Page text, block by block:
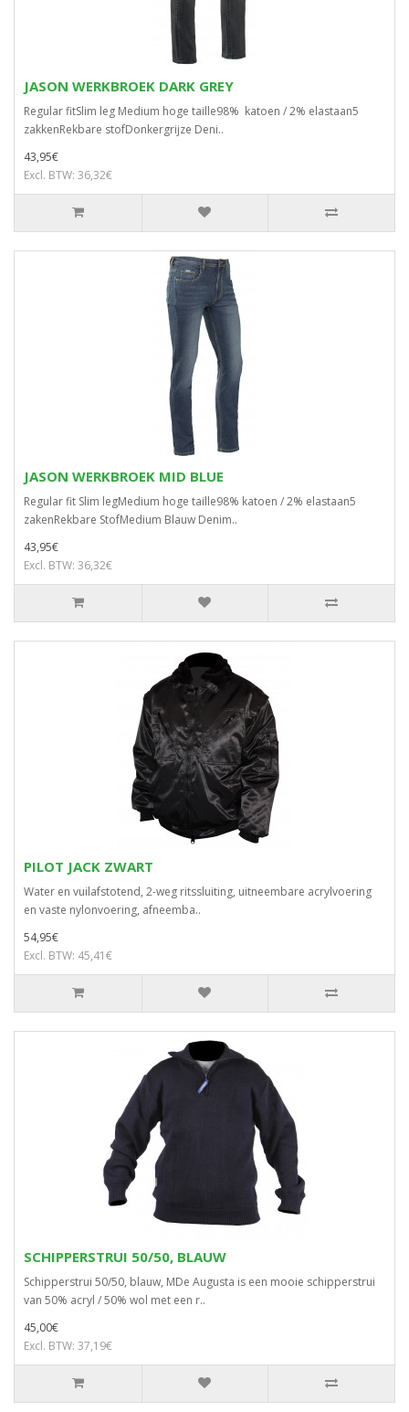
JASON WERKBROEK DARK GREY
Regular fitSlim leg Medium hoge taille98% katoen / 2% elastaan5
zakkenRekbare stofDonkergrijze Deni..
43,95€
Excl. BTW: 36,32€
JASON WERKBROEK MID BLUE
Regular fit Slim legMedium hoge taille98% katoen / 2% elastaan5
zakenRekbare StofMedium Blauw Denim..
43,95€
Excl. BTW: 36,32€
PILOT JACK ZWART
Water en vuilafstotend, 2-weg ritssluiting, uitneembare acrylvoering
en vaste nylonvoering, afneemba..
54,95€
Excl. BTW: 45,41€
SCHIPPERSTRUI 50/50, BLAUW
Schipperstrui 50/50, blauw, MDe Augusta is een mooie schipperstrui
van 50% acryl / 50% wol met een r..
45,00€
Excl. BTW: 37,19€